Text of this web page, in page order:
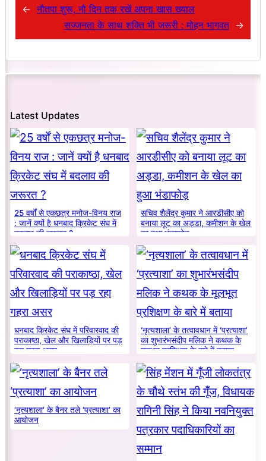
← नौतपा शुरू, नौ दिन तक रखें अपना खास ख्याल
सज्जनता के साथ शक्ति भी जरूरी : मोहन भागवत →
Latest Updates
25 वर्षों से एकछत्र मनोज-विनय राज
: जानें क्यों है धनबाद क्रिकेट संघ में
बदलाव की जरूरत ?
सचिव शैलेंद्र कुमार ने आरडीसीए को
बनाया लूट का अड्डा, कमीशन के खेल
का हुआ भंडाफोड़
धनबाद क्रिकेट संघ में परिवारवाद की
पराकाष्ठा, खेल और खिलाड़ियों पर पड़
रहा गहरा असर
‘नृत्यशाला’ के तत्वावधान में ‘प्रत्याशा’
का शुभारंभसंदीप मलिक ने कथक के
मूलभूत प्रशिक्षण के बारे में बताया
‘नृत्यशाला’ के बैनर तले ‘प्रत्याशा’ का
आयोजन